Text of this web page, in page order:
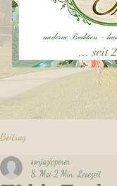
... seit
Beitrag
sonjazipperer
8. Mai 2 Min. Lesezeit